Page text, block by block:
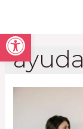
Open toolbar
ayuda